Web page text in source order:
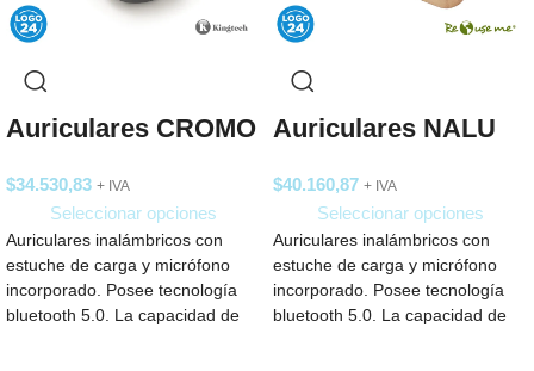
Auriculares CROMO
$34.530,83 + IVA
Seleccionar opciones
Auriculares inalámbricos con
estuche de carga y micrófono
incorporado. Posee tecnología
bluetooth 5.0. La capacidad de
Auriculares NALU
$40.160,87 + IVA
Seleccionar opciones
Auriculares inalámbricos con
estuche de carga y micrófono
incorporado. Posee tecnología
bluetooth 5.0. La capacidad de